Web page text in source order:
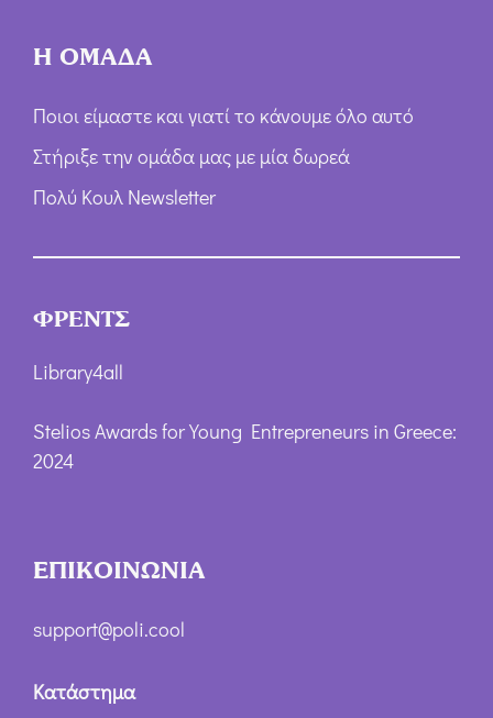
Η ΟΜΑΔΑ
Ποιοι είμαστε και γιατί το κάνουμε όλο αυτό
Στήριξε την ομάδα μας με μία δωρεά
Πολύ Κουλ Newsletter
ΦΡΕΝΤΣ
Library4all
Stelios Awards for Young Entrepreneurs in Greece:
2024
ΕΠΙΚΟΙΝΩΝΙΑ
support@poli.cool
Κατάστημα